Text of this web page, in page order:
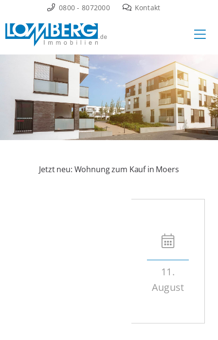
Inhalt
springen
0800 - 8072000 Kontakt
Jetzt neu: Wohnung zum Kauf in Moers
11.
August